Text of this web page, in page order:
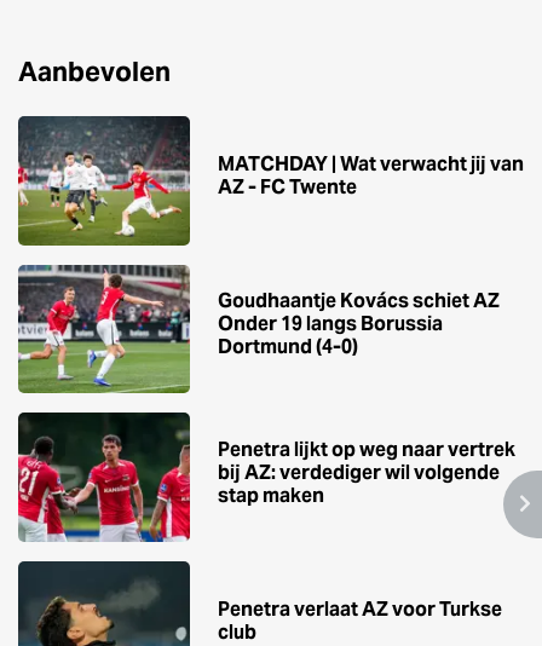
Aanbevolen
MATCHDAY | Wat verwacht jij van
AZ - FC Twente
Goudhaantje Kovács schiet AZ
Onder 19 langs Borussia
Dortmund (4-0)
Penetra lijkt op weg naar vertrek
bij AZ: verdediger wil volgende
stap maken
Penetra verlaat AZ voor Turkse
club